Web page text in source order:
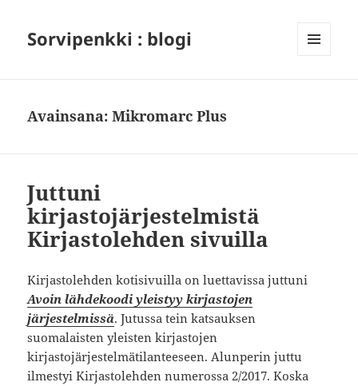
Sorvipenkki : blogi
Avainsana:Mikromarc Plus
Juttuni
kirjastojärjestelmistä
Kirjastolehden sivuilla
Kirjastolehden kotisivuilla on luettavissa juttuni
Avoin lähdekoodi yleistyy kirjastojen
järjestelmissä. Jutussa tein katsauksen
suomalaisten yleisten kirjastojen
kirjastojärjestelmätilanteeseen. Alunperin juttu
ilmestyi Kirjastolehden numerossa 2/2017. Koska